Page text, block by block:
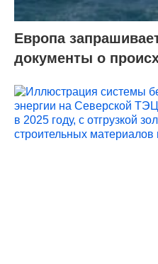
Европа
документы о